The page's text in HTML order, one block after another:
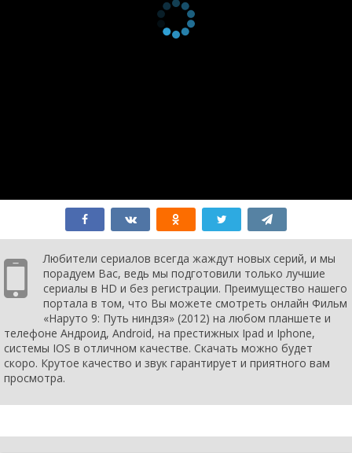
Любители сериалов всегда жаждут новых серий, и мы
порадуем Вас, ведь мы подготовили только лучшие
сериалы в HD и без регистрации. Преимущество нашего
портала в том, что Вы можете смотреть онлайн Фильм
«Наруто 9: Путь ниндзя» (2012) на любом планшете и
телефоне Андроид, Android, на престижных Ipad и Iphone,
системы IOS в отличном качестве. Скачать можно будет
скоро. Крутое качество и звук гарантирует и приятного вам
просмотра.